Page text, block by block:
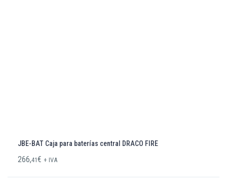
JBE-BAT Caja para baterías central DRACO FIRE
266,41€ + IVA